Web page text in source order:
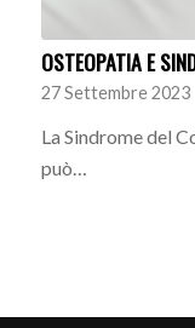
OSTEOPATIA E
27 Settembre 2023
La Sindrome del
può…